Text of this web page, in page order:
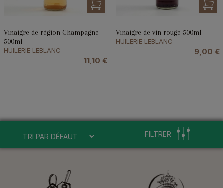
Vinaigre de région Champagne
500ml
HUILERIE LEBLANC
11,10 €
Vinaigre de vin rouge 500ml
HUILERIE LEBLANC
9,00 €
FILTRER